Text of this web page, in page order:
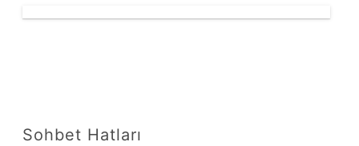
Sohbet Hatları